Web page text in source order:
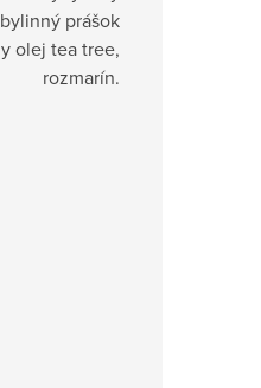
prášok
olej tea tree,
rozmarín.